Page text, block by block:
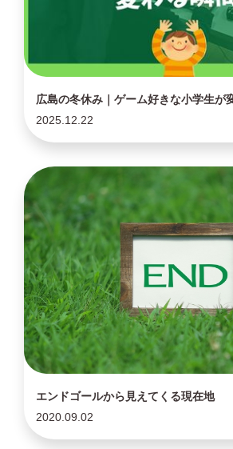
広島の冬休み｜ゲーム好きな小学生が
2025.12.22
エンドゴールから見えてくる現在地
2020.09.02